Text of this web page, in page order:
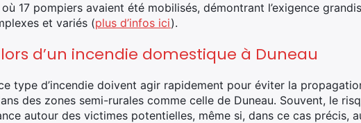
17 pompiers avaient été mobilisés, démontrant l’exigence
et variés (plus d’infos ici).
d’un incendie domestique à Duneau
type d’incendie doivent agir rapidement pour éviter la
des zones semi-rurales comme celle de Duneau. Souvent, le
autour des victimes potentielles, même si, dans ce cas précis,